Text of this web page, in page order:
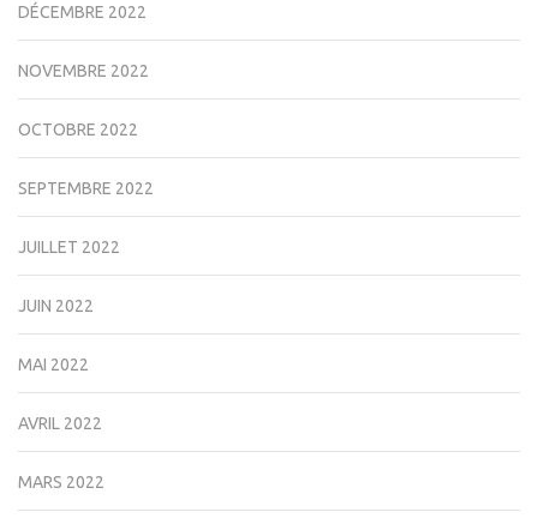
DÉCEMBRE 2022
NOVEMBRE 2022
OCTOBRE 2022
SEPTEMBRE 2022
JUILLET 2022
JUIN 2022
MAI 2022
AVRIL 2022
MARS 2022